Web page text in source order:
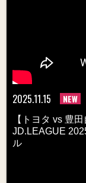
2025.11.15 NEW
【トヨタ vs 豊
JD.LEAGUE
ル